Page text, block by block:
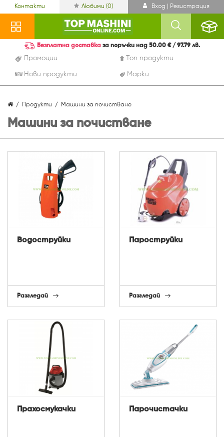
Контакти Любими (0) Вход | Регистрация
Промоции Топ продукти
Нови продукти Марки
Безплатна доставка за поръчки над 50.00 € / 97.79 лв.
Продукти Машини за почистване
Машини за почистване
Водоструйки
Разгледай
Пароструйки
Разгледай
Прахосмукачки Парочистачки